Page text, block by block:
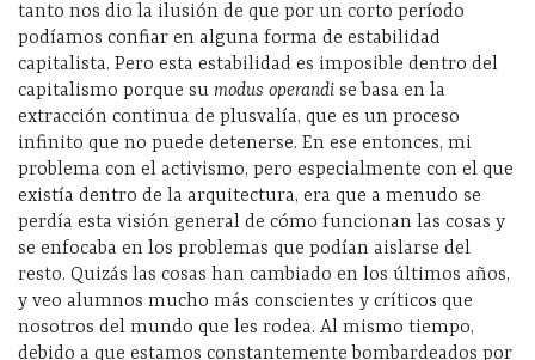
tanto nos dio la ilusión de que por un corto período
podíamos confiar en alguna forma de estabilidad
capitalista. Pero esta estabilidad es imposible dentro del
capitalismo porque su modus operandi se basa en la
extracción continua de plusvalía, que es un proceso
infinito que no puede detenerse. En ese entonces, mi
problema con el activismo, pero especialmente con el que
existía dentro de la arquitectura, era que a menudo se
perdía esta visión general de cómo funcionan las cosas y
se enfocaba en los problemas que podían aislarse del
resto. Quizás las cosas han cambiado en los últimos años,
y veo alumnos mucho más conscientes y críticos que
nosotros del mundo que les rodea. Al mismo tiempo,
debido a que estamos constantemente bombardeados por